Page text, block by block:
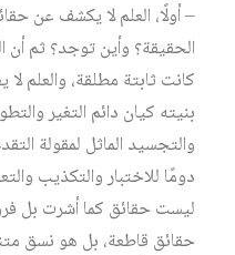
– أولًا، العلم لا يكشف عن
الحقيقة؟ وأين توجد؟ ثم أن
كانت ثابتة مطلقة، والعلم
بنيته كيان دائم التغير
والتجسيد الماثل لمقولة
دومًا للاختبار والتكذيب
ليست حقائق كما أشرت بل
حقائق قاطعة، بل هو نسق